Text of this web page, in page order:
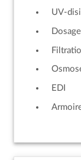
UV-
EDI